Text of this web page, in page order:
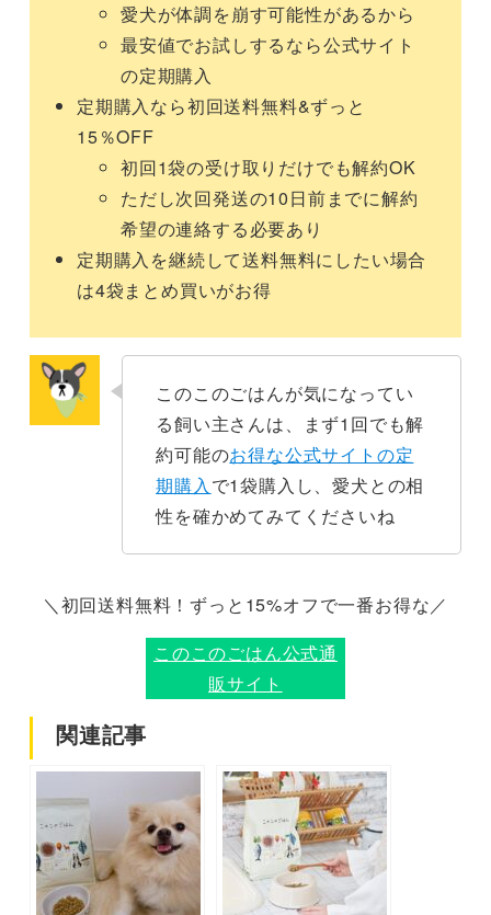
愛犬が体調を崩す可能性があるから
最安値でお試しするなら公式サイト
の定期購入
定期購入なら初回送料無料&ずっと
15％OFF
初回1袋の受け取りだけでも解約OK
ただし次回発送の10日前までに解約
希望の連絡する必要あり
定期購入を継続して送料無料にしたい場合
は4袋まとめ買いがお得
このこのごはんが気になってい
る飼い主さんは、まず1回でも解
約可能のお得な公式サイトの定
期購入で1袋購入し、愛犬との相
性を確かめてみてくださいね
＼初回送料無料！ずっと15%オフで一番お得な／
このこのごはん公式通
販サイト
関連記事